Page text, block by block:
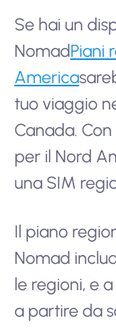
Se hai un
NomadPiani
America
tuo viaggio
Canada.
per il Nord
una SIM
Il piano
Nomad
le regioni, e
a partire da